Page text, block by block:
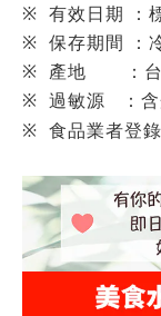
※ 有效日期 ：
※ 保存期間 ：
※ 產地 ：台
※ 過敏源 ：含
※ 食品業者登